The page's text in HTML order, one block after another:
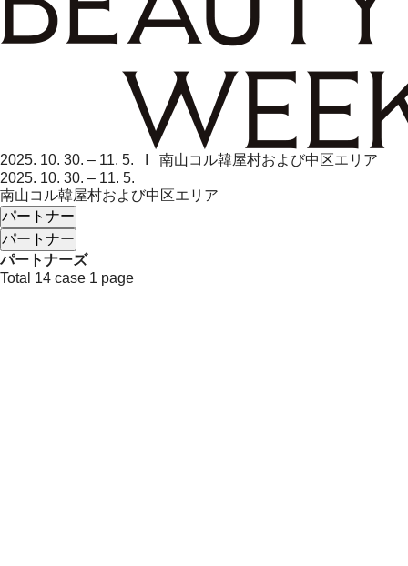
2025. 10. 30. – 11. 5. I 南山コル韓屋村および中区エリア
2025. 10. 30. – 11. 5.
南山コル韓屋村および中区エリア
パートナー
パートナー
パートナーズ
Total 14 case 1 page